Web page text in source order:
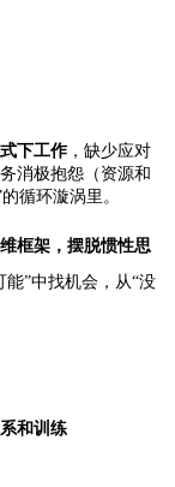
下工作，缺少应对
消极抱怨（资源和
循环漩涡里。
框架，摆脱惯性思
能”中找机会，从“没
和训练